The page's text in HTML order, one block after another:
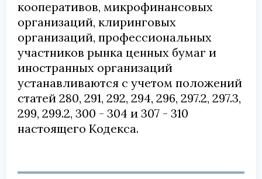
кооперативов, микрофинансовых
организаций, клиринговых
организаций, профессиональных
участников рынка ценных бумаг и
иностранных организаций
устанавливаются с учетом положений
статей 280, 291, 292, 294, 296, 297.2, 297.3,
299, 299.2, 300 - 304 и 307 - 310
настоящего Кодекса.